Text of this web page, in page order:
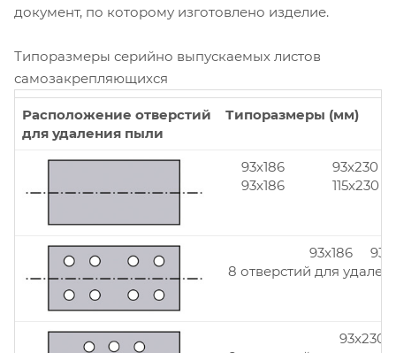
документ, по которому изготовлено изделие.
Типоразмеры серийно выпускаемых листов
самозакрепляющихся
Расположение отверстий
для удаления пыли
Типоразмеры (мм)
93x186
93x186
93x230
115x230
93x186
8 отверстий для
93x230